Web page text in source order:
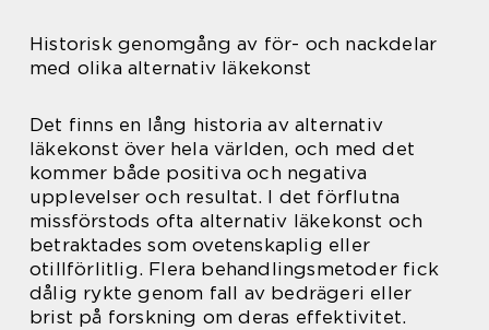
Historisk genomgång av för- och nackdelar
med olika alternativ läkekonst
Det finns en lång historia av alternativ
läkekonst över hela världen, och med det
kommer både positiva och negativa
upplevelser och resultat. I det förflutna
missförstods ofta alternativ läkekonst och
betraktades som ovetenskaplig eller
otillförlitlig. Flera behandlingsmetoder fick
dålig rykte genom fall av bedrägeri eller
brist på forskning om deras effektivitet.